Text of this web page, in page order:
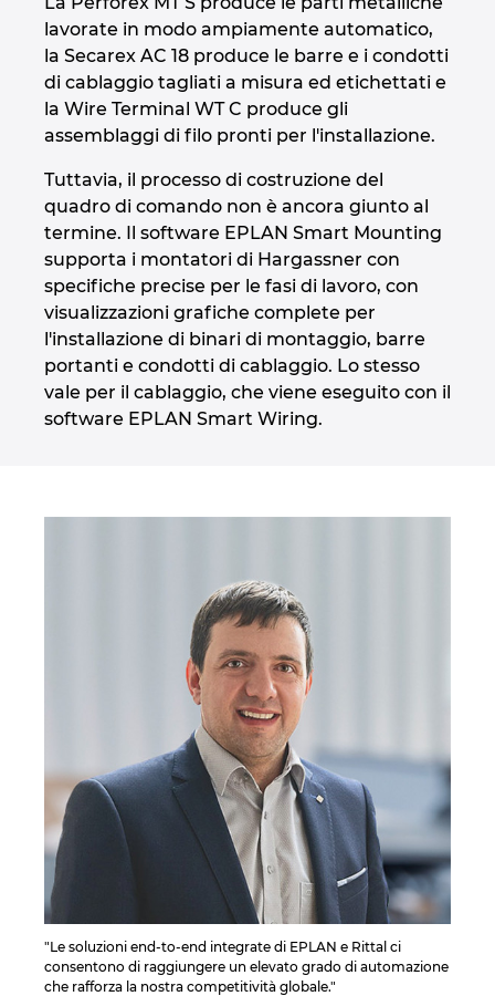
lavorate in modo ampiamente automatico,
la Secarex AC 18 produce le barre e i condotti
di cablaggio tagliati a misura ed etichettati e
la Wire Terminal WT C produce gli
assemblaggi di filo pronti per l'installazione.
Tuttavia, il processo di costruzione del
quadro di comando non è ancora giunto al
termine. Il software EPLAN Smart Mounting
supporta i montatori di Hargassner con
specifiche precise per le fasi di lavoro, con
visualizzazioni grafiche complete per
l'installazione di binari di montaggio, barre
portanti e condotti di cablaggio. Lo stesso
vale per il cablaggio, che viene eseguito con il
software EPLAN Smart Wiring.
"Le soluzioni end-to-end integrate di EPLAN e Rittal ci
consentono di raggiungere un elevato grado di automazione
che rafforza la nostra competitività globale."